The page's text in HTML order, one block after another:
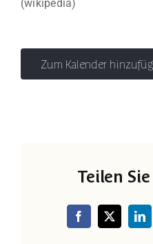
(wikipedia)
Zum Kalender
Teilen
Facebook
X